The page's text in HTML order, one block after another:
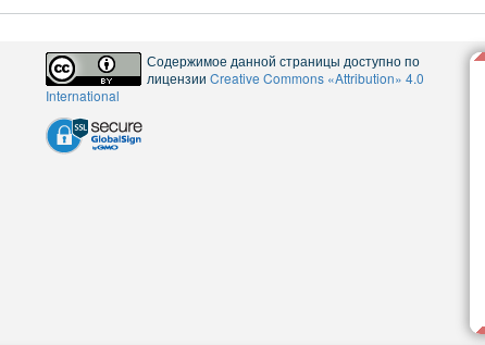
Содержимое данной страницы доступно по
лицензии Creative Commons «Attribution» 4.0
International